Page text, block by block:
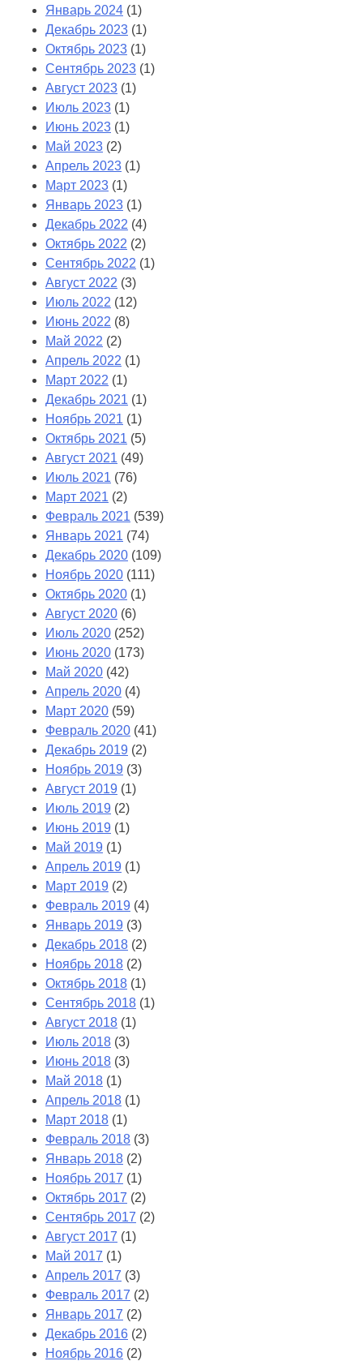
Январь 2024 (1)
Декабрь 2023 (1)
Октябрь 2023 (1)
Сентябрь 2023 (1)
Август 2023 (1)
Июль 2023 (1)
Июнь 2023 (1)
Май 2023 (2)
Апрель 2023 (1)
Март 2023 (1)
Январь 2023 (1)
Декабрь 2022 (4)
Октябрь 2022 (2)
Сентябрь 2022 (1)
Август 2022 (3)
Июль 2022 (12)
Июнь 2022 (8)
Май 2022 (2)
Апрель 2022 (1)
Март 2022 (1)
Декабрь 2021 (1)
Ноябрь 2021 (1)
Октябрь 2021 (5)
Август 2021 (49)
Июль 2021 (76)
Март 2021 (2)
Февраль 2021 (539)
Январь 2021 (74)
Декабрь 2020 (109)
Ноябрь 2020 (111)
Октябрь 2020 (1)
Август 2020 (6)
Июль 2020 (252)
Июнь 2020 (173)
Май 2020 (42)
Апрель 2020 (4)
Март 2020 (59)
Февраль 2020 (41)
Декабрь 2019 (2)
Ноябрь 2019 (3)
Август 2019 (1)
Июль 2019 (2)
Июнь 2019 (1)
Май 2019 (1)
Апрель 2019 (1)
Март 2019 (2)
Февраль 2019 (4)
Январь 2019 (3)
Декабрь 2018 (2)
Ноябрь 2018 (2)
Октябрь 2018 (1)
Сентябрь 2018 (1)
Август 2018 (1)
Июль 2018 (3)
Июнь 2018 (3)
Май 2018 (1)
Апрель 2018 (1)
Март 2018 (1)
Февраль 2018 (3)
Январь 2018 (2)
Ноябрь 2017 (1)
Октябрь 2017 (2)
Сентябрь 2017 (2)
Август 2017 (1)
Май 2017 (1)
Апрель 2017 (3)
Февраль 2017 (2)
Январь 2017 (2)
Декабрь 2016 (2)
Ноябрь 2016 (2)